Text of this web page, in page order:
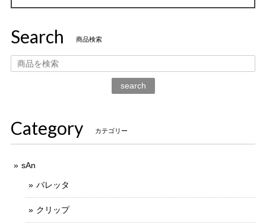
Search 商品検索
search
Category カテゴリー
sAn
バレッタ
クリップ